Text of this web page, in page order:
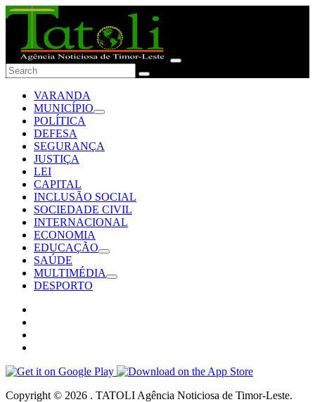
VARANDA
MUNICÍPIO
POLÍTICA
DEFESA
SEGURANÇA
JUSTIÇA
LEI
CAPITAL
INCLUSÃO SOCIAL
SOCIEDADE CIVIL
INTERNACIONAL
ECONOMIA
EDUCAÇÃO
SAÚDE
MULTIMÉDIA
DESPORTO
Copyright © 2026 . TATOLI Agência Noticiosa de Timor-Leste.